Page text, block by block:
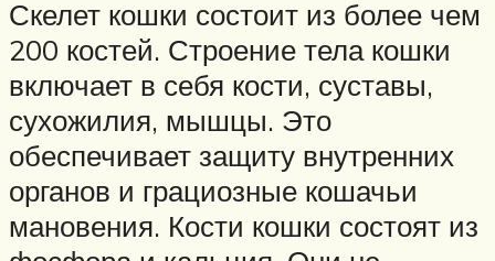
Скелет кошки состоит из более чем
200 костей. Строение тела кошки
включает в себя кости, суставы,
сухожилия, мышцы. Это
обеспечивает защиту внутренних
органов и грациозные кошачьи
мановения. Кости кошки состоят из